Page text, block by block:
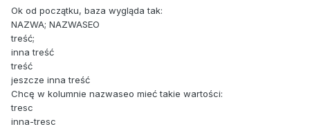
Ok od początku, baza wygląda tak:
NAZWA; NAZWASEO
treść;
inna treść
treść
jeszcze inna treść
Chcę w kolumnie nazwaseo mieć takie wartości:
tresc
inna-tresc